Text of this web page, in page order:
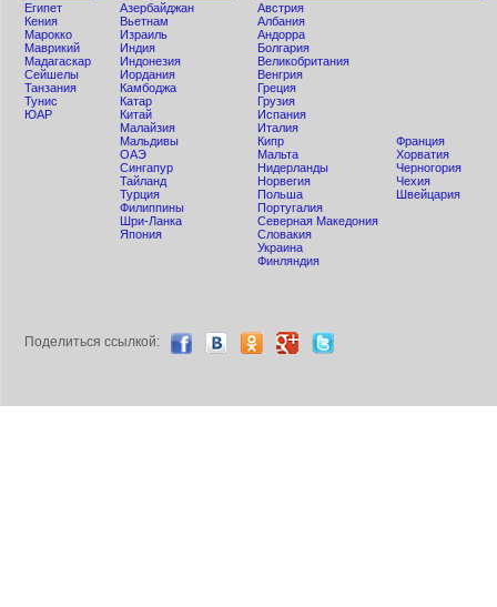
Египет
Кения
Мaрокко
Маврикий
Мадагаскар
Сейшелы
Танзания
Тунис
ЮАР
Азербайджан
Вьетнам
Израиль
Индия
Индонезия
Иордания
Камбоджа
Катар
Китай
Малайзия
Мальдивы
ОАЭ
Сингапур
Тайланд
Турция
Филиппины
Шри-Ланка
Япония
Австрия
Албания
Андорра
Болгария
Великобритания
Венгрия
Греция
Грузия
Испания
Италия
Кипр
Мальта
Нидерланды
Норвегия
Польша
Португалия
Северная Македония
Словакия
Украина
Финляндия
Франция
Хорватия
Черногория
Чехия
Швейцария
Поделиться ccылкой: